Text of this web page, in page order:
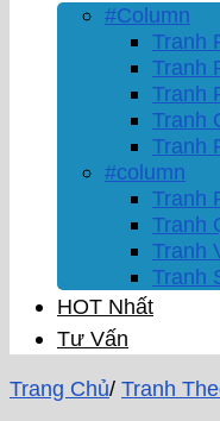
#Column
Tranh
Tranh
Tranh
Tranh
Tranh
#column
Tranh
Tranh
Tranh
Tranh
HOT Nhất
Tư Vấn
Trang Chủ/ Tranh